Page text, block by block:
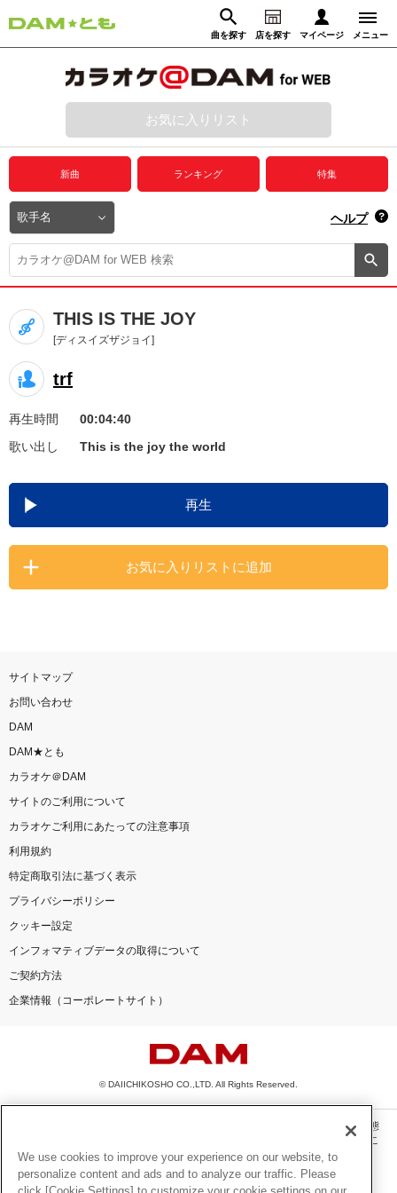
曲を探す 店を探す マイページ メニュー
動画からさがす 録音からさがす
ログイン
プレミアムサービス
DAM★とも動画
DAM★とも録音
カラオケ＠DAM
ユーザー検索
キャンペーン
お知らせ よくあるご質問
DAMの新曲・ランキングなど
カラオケ最新情報をチェック！
お気に入りリスト
新曲 ランキング 特集
ヘルプ
THIS IS THE JOY
[ディスイズザジョイ]
trf
再生時間
00:04:40
歌い出し
This is the joy the world
再生
お気に入りリストに追加
サイトマップ
お問い合わせ
DAM
DAM★とも
カラオケ＠DAM
サイトのご利用について
カラオケご利用にあたっての注意事項
利用規約
特定商取引法に基づく表示
プライバシーポリシー
クッキー設定
インフォマティブデータの取得について
ご契約方法
企業情報（コーポレートサイト）
© DAIICHIKOSHO CO.,LTD. All Rights Reserved.
このサイトに掲載されている一切の文章・画像・写真・動画・音声等を、手段や形態
を問わず、著作権法の定める範囲を超えて無断で複製、転載、ファイル化などするこ
とを禁じます。
楽曲及びコンテンツは、機種によりご利用いただけない場合があります。
We use cookies to improve your experience on our website, to
personalize content and ads and to analyze our traffic. Please